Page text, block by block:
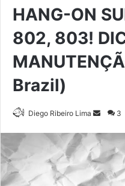
HANG-ON
802, 803!
Brazil)
Diego Ribeiro Lima
Mande
e-
mail
3